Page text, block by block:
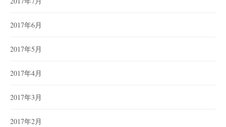
2017年6月
2017年5月
2017年4月
2017年3月
2017年2月